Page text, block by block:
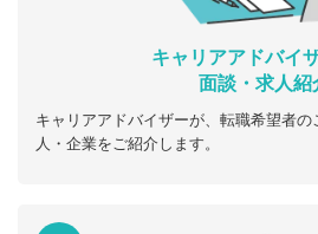
キャリアアドバイ
面談・求人紹
キャリアアドバイザーが、転職希望者
人・企業をご紹介します。